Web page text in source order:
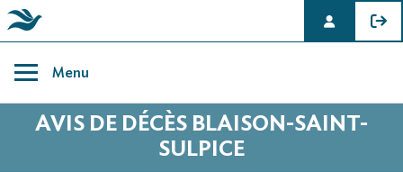
content
Menu
AVIS DE DÉCÈS BLAISON-SAINT-
SULPICE